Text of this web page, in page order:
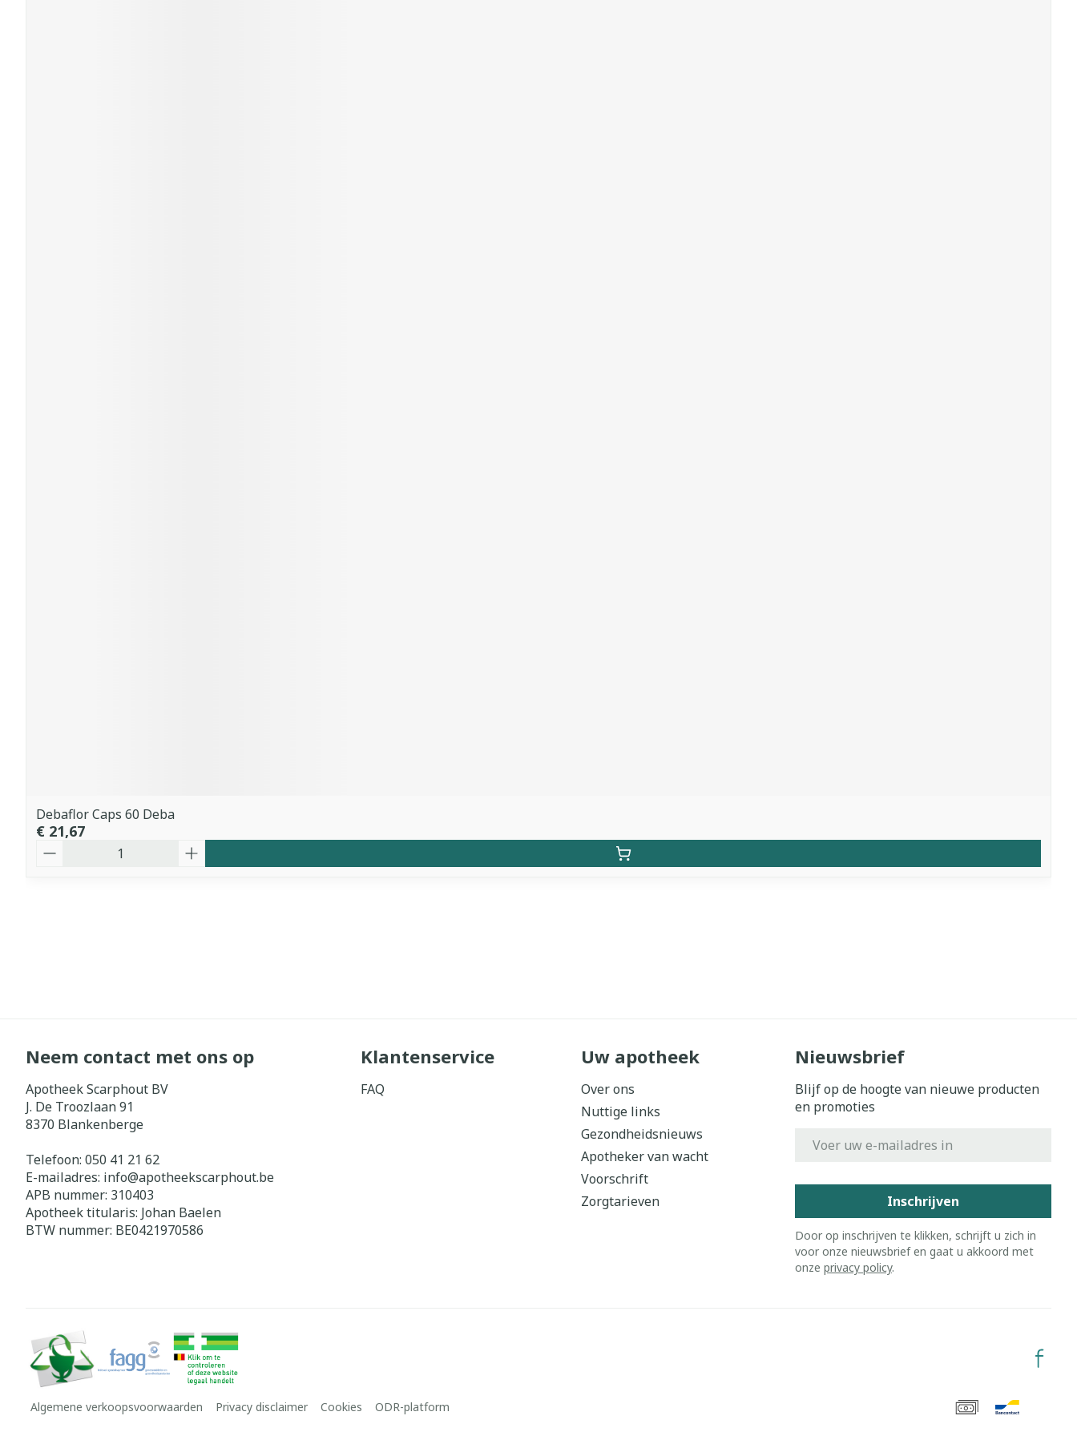
Debaflor Caps 60 Deba
€ 21,67
Neem contact met ons op
Apotheek Scarphout BV
J. De Troozlaan 91
8370 Blankenberge
Telefoon: 050 41 21 62
E-mailadres: info@apotheekscarphout.be
APB nummer: 310403
Apotheek titularis: Johan Baelen
BTW nummer: BE0421970586
Klantenservice
FAQ
Uw apotheek
Over ons
Nuttige links
Gezondheidsnieuws
Apotheker van wacht
Voorschrift
Zorgtarieven
Nieuwsbrief
Blijf op de hoogte van nieuwe producten
en promoties
Inschrijven
Door op inschrijven te klikken, schrijft u zich in
voor onze nieuwsbrief en gaat u akkoord met
onze privacy policy.
Algemene verkoopsvoorwaarden Privacy disclaimer Cookies ODR-platform